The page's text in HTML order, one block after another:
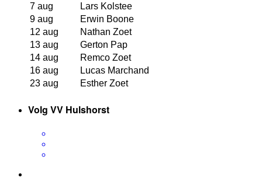
7 aug
Lars Kolstee
9 aug
Erwin Boone
12 aug
Nathan Zoet
13 aug
Gerton Pap
14 aug
Remco Zoet
16 aug
Lucas Marchand
23 aug
Esther Zoet
Volg VV Hulshorst